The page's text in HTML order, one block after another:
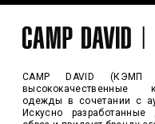
CAMP DAVID (КЭМП
высококачественные
одежды в сочетании с
Искусно разработанные